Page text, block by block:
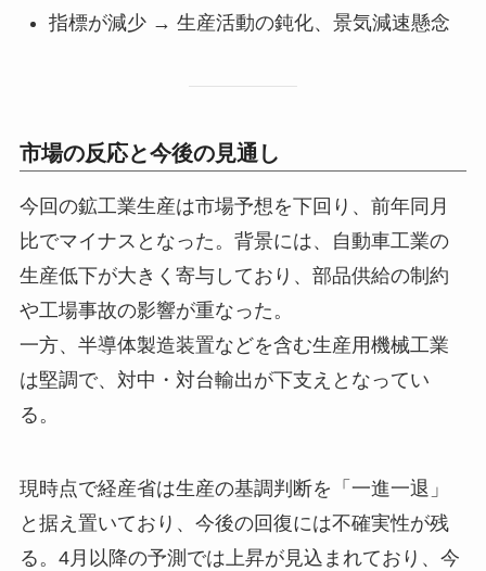
指標が減少 → 生産活動の鈍化、景気減速懸念
市場の反応と今後の見通し
今回の鉱工業生産は市場予想を下回り、前年同月
比でマイナスとなった。背景には、自動車工業の
生産低下が大きく寄与しており、部品供給の制約
や工場事故の影響が重なった。
一方、半導体製造装置などを含む生産用機械工業
は堅調で、対中・対台輸出が下支えとなってい
る。
現時点で経産省は生産の基調判断を「一進一退」
と据え置いており、今後の回復には不確実性が残
る。4月以降の予測では上昇が見込まれており、今